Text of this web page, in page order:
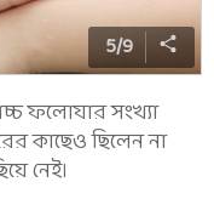
5/9
ফলোযার সংখ্যা
কাছেও ছিলেন না
নেই।